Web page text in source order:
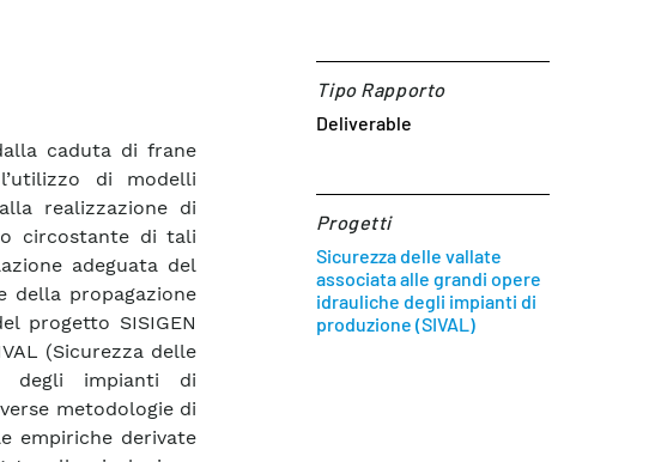
caduta di frane
di modelli
realizzazione di
circostante di tali
adeguata del
della propagazione
progetto SISIGEN
(Sicurezza delle
degli impianti di
metodologie di
empiriche derivate
Tipo Rapporto
Deliverable
Progetti
Sicurezza delle vallate
associata alle grandi opere
idrauliche degli impianti di
produzione (SIVAL)